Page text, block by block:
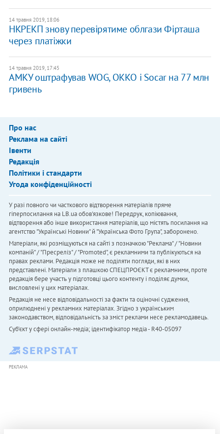
14 травня 2019, 18:06
НКРЕКП знову перевірятиме облгази Фірташа
через платіжки
14 травня 2019, 17:45
АМКУ оштрафував WOG, ОККО і Socar на 77 млн
гривень
Про нас
Реклама на сайті
Івенти
Редакція
Політики і стандарти
Угода конфіденційності
У разі повного чи часткового відтворення матеріалів пряме
гіперпосилання на LB.ua обов'язкове! Передрук, копіювання,
відтворення або інше використання матеріалів, що містять посилання на
агентство "Українськi Новини" й "Українська Фото Група", заборонено.
Матеріали, які розміщуються на сайті з позначкою "Реклама" / "Новини
компаній" / "Пресреліз" / "Promoted", є рекламними та публікуються на
правах реклами. Редакція може не поділяти погляди, які в них
представлені. Матеріали з плашкою СПЕЦПРОЄКТ є рекламними, проте
редакція бере участь у підготовці цього контенту і поділяє думки,
висловлені у цих матеріалах.
Редакція не несе відповідальності за факти та оціночні судження,
оприлюднені у рекламних матеріалах. Згідно з українським
законодавством, відповідальність за зміст реклами несе рекламодавець.
Cуб'єкт у сфері онлайн-медіа; ідентифікатор медіа - R40-05097
РЕКЛАМА